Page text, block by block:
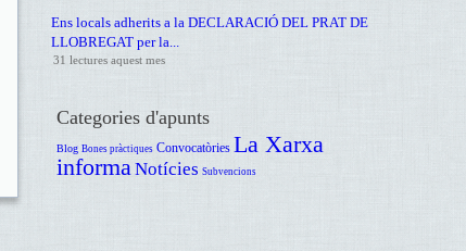
Ens locals adherits a la DECLARACIÓ DEL PRAT DE
LLOBREGAT per la...
31 lectures aquest mes
Categories d'apunts
Blog Bones pràctiques Convocatòries La Xarxa
informaNotícies Subvencions